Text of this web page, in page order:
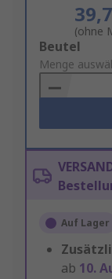
(ohne
Add
to
Basket
Beutel
Menge
Auf Lager
ab 10.